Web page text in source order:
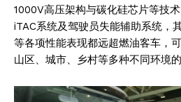
1000V高压架构与碳化硅芯片等技
iTAC系统及驾驶员失能辅助系统，
等各项性能表现都远超燃油客车，
山区、城市、乡村等多种不同环境的